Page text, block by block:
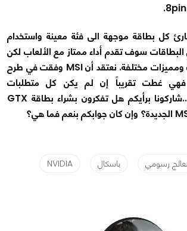
8pin.
كل بطاقة موجهة الى فئة معينة واستخدام
سوف تقدم أداء ممتاز مع الألعاب لكن
كل منها بمواصفات ومميزات مختلفة. نعتقد أن MSI وفقت في طرح
فهي غطت تقريباً إن لم يكن كل متطلبات
المستخدمين اليوم...شاركونا برأيكم هل تفكرون بشراء بطاقة GTX
رسومي باسكال
NVIDIA